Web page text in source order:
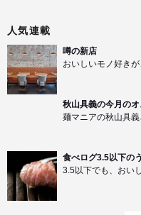
人気連載
噂の新店
おいしいモノ好き
秋山具義の今月の
麺マニアの秋山具
食べログ3.5以下の
3.5以下でも、おい